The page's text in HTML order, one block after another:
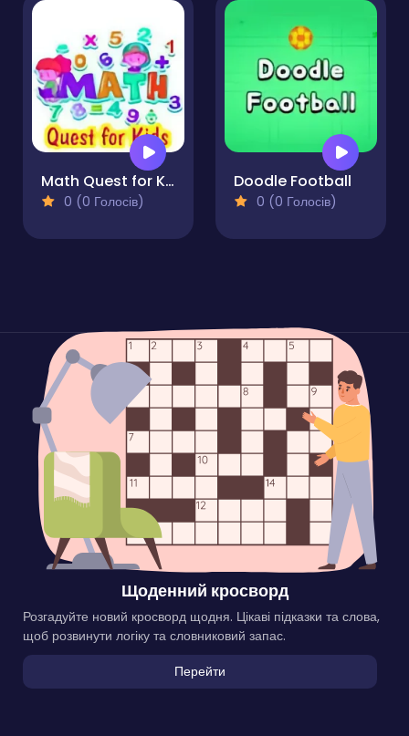
Math Quest for Kids
0 (0 Голосів)
Doodle Football
0 (0 Голосів)
Щоденний кросворд
Розгадуйте новий кросворд щодня. Цікаві підказки та слова,
щоб розвинути логіку та словниковий запас.
Перейти